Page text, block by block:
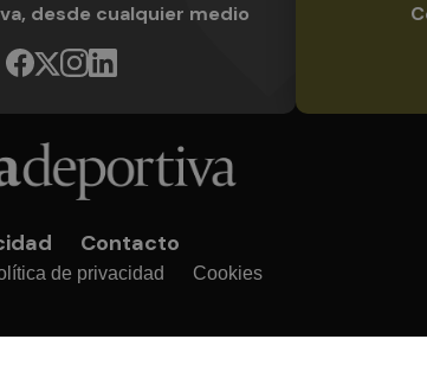
desde cualquier medio
Contacto
de privacidad Cookies